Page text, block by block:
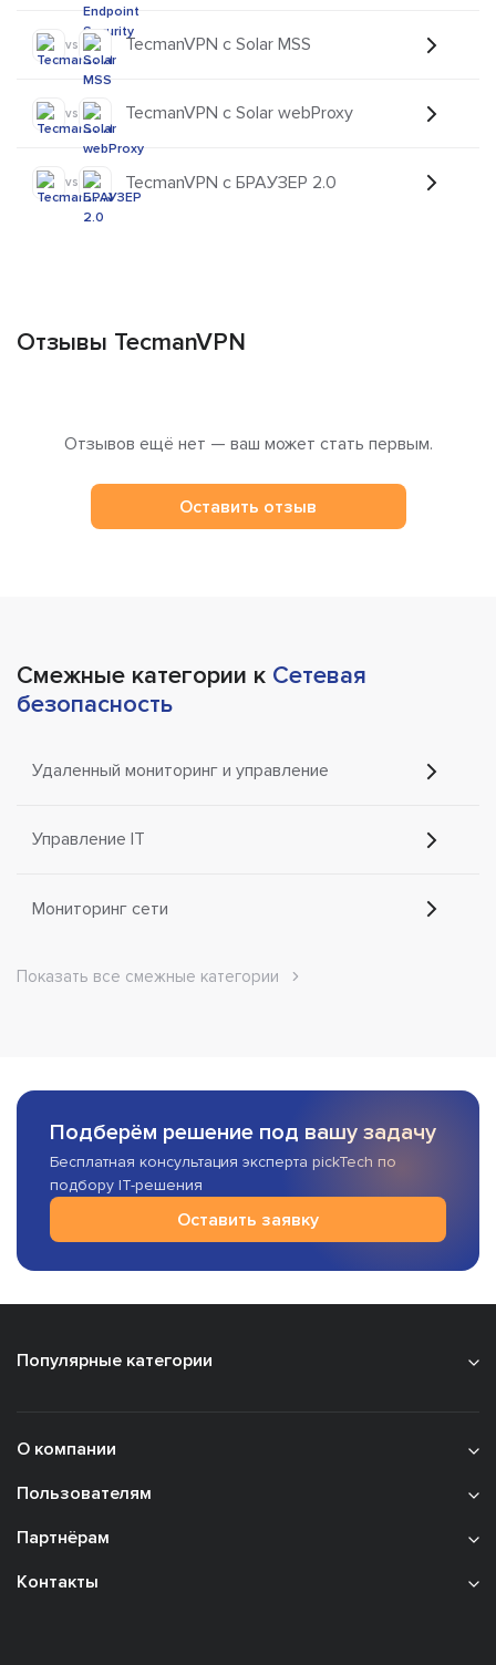
vs TecmanVPN с Solar MSS
vs TecmanVPN с Solar webProxy
vs TecmanVPN с БРАУЗЕР 2.0
Отзывы TecmanVPN
Отзывов ещё нет — ваш может стать первым.
Оставить отзыв
Смежные категории к Сетевая
безопасность
Удаленный мониторинг и управление
Управление IT
Мониторинг сети
Показать все смежные категории
Подберём решение под вашу задачу
Бесплатная консультация эксперта pickTech по
подбору IT-решения
Оставить заявку
Популярные категории
О компании
Пользователям
Партнёрам
Контакты